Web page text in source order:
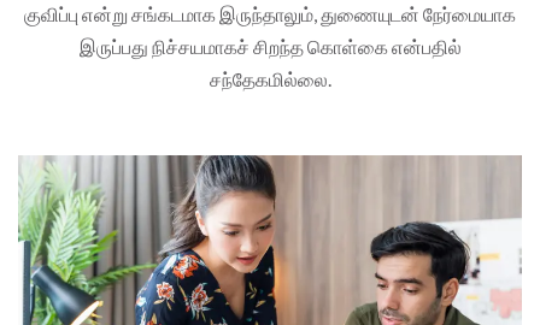
குவிப்பு என்று சங்கடமாக இருந்தாலும், துணையுடன் நேர்மையாக
இருப்பது நிச்சயமாகச் சிறந்த கொள்கை என்பதில்
சந்தேகமில்லை.